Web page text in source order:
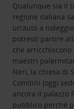
Qualunque sia il
regione italiana
un’auto a
potresti partire
che
maestri
Neri, la chiesa di
Comitini (oggi
ancora il palazzo
pubblico perché